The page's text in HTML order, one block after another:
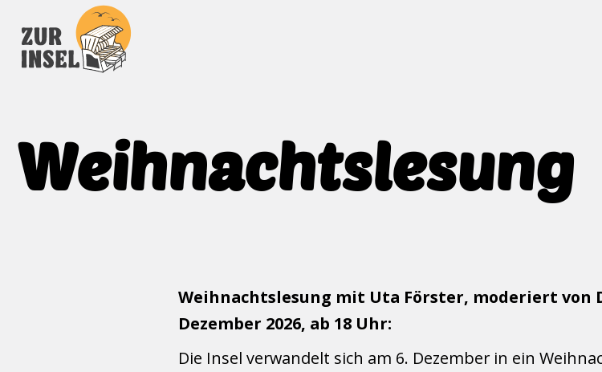
Weihnachtslesung
Weihnachtslesung mit Uta Förster, moderiert von
Dezember 2026, ab 18 Uhr:
Die Insel verwandelt sich am 6. Dezember in ein